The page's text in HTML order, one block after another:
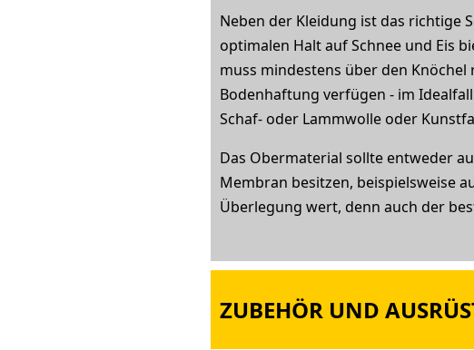
Neben der Kleidung ist das richtige
optimalen Halt auf Schnee und Eis
muss mindestens über den
Bodenhaftung verfügen - im
Schaf- oder Lammwolle oder
Das Obermaterial sollte entweder
Membran besitzen, beispielsweise
Überlegung wert, denn auch der
ZUBEHÖR UND